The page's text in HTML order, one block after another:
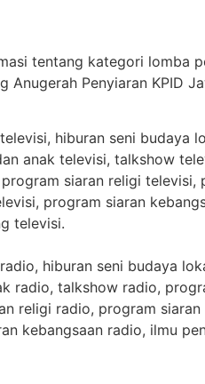
tentang kategori lomba
Anugerah Penyiaran KPID
hiburan seni budaya
anak televisi, talkshow
siaran religi televisi,
program siaran
televisi.
hiburan seni budaya
radio, talkshow radio,
religi radio, program
kebangsaan radio, ilmu